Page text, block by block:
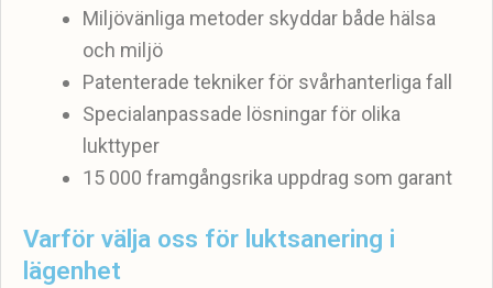
Miljövänliga metoder skyddar både hälsa
och miljö
Patenterade tekniker för svårhanterliga fall
Specialanpassade lösningar för olika
lukttyper
15 000 framgångsrika uppdrag som garant
Varför välja oss för luktsanering i
lägenhet